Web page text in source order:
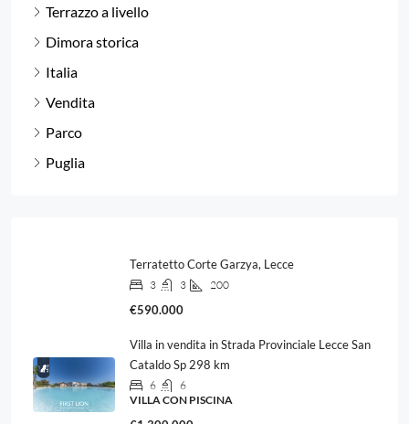
Terrazzo a livello
Dimora storica
Italia
Vendita
Parco
Puglia
Terratetto Corte Garzya, Lecce
3 3 200
€590.000
Villa in vendita in Strada Provinciale Lecce San
Cataldo Sp 298 km
6
6
VILLA CON PISCINA